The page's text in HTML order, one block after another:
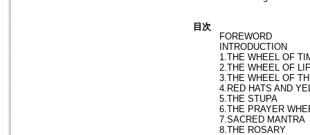
目次
FOREWORD
INTRODUCTION
1.THE WHEEL OF
2.THE WHEEL OF
3.THE WHEEL OF
4.RED HATS AND
5.THE STUPA
6.THE PRAYER
7.SACRED MANTRA
8.THE ROSARY